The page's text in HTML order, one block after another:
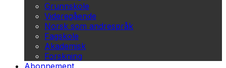
Grunnskole
Videregående
Norsk som andrespråk
Fagskole
Akademisk
Forskning
Abonnement